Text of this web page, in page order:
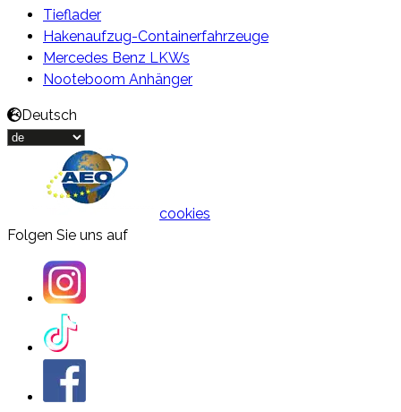
Tieflader
Hakenaufzug-Containerfahrzeuge
Mercedes Benz LKWs
Nooteboom Anhänger
Deutsch
cookies
Folgen Sie uns auf